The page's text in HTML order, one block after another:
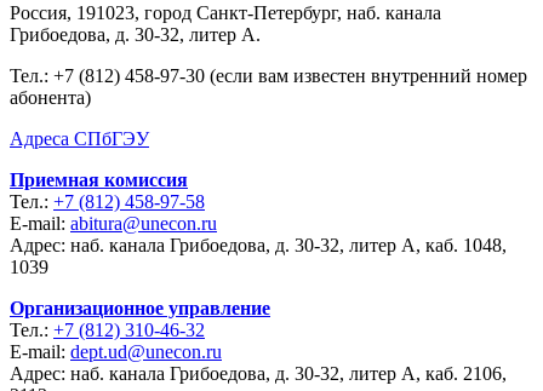
Россия, 191023, город Санкт-Петербург, наб. канала
Грибоедова, д. 30-32, литер А.
Тел.: +7 (812) 458-97-30 (если вам известен внутренний номер
абонента)
Адреса СПбГЭУ
Приемная комиссия
Тел.: +7 (812) 458-97-58
E-mail: abitura@unecon.ru
Адрес: наб. канала Грибоедова, д. 30-32, литер А, каб. 1048,
1039
Организационное управление
Тел.: +7 (812) 310-46-32
E-mail: dept.ud@unecon.ru
Адрес: наб. канала Грибоедова, д. 30-32, литер А, каб. 2106,